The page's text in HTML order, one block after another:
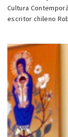
Cultura
escritor chileno